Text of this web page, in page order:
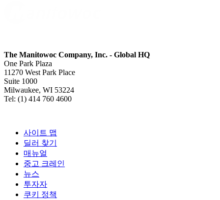
The Manitowoc Company, Inc. - Global HQ
One Park Plaza
11270 West Park Place
Suite 1000
Milwaukee, WI 53224
Tel: (1) 414 760 4600
사이트 맵
딜러 찾기
매뉴얼
중고 크레인
뉴스
투자자
쿠키 정책